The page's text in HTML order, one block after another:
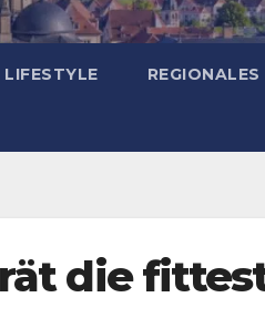
LIFESTYLE REGIONALES
die